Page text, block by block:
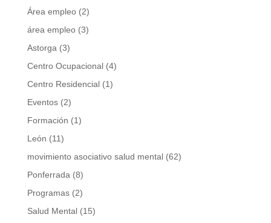
Área empleo(2)
área empleo(3)
Astorga (3)
Centro Ocupacional(4)
Centro Residencial(1)
Eventos(2)
Formación (1)
León (11)
movimiento asociativo salud mental(62)
Ponferrada (8)
Programas(2)
Salud Mental(15)